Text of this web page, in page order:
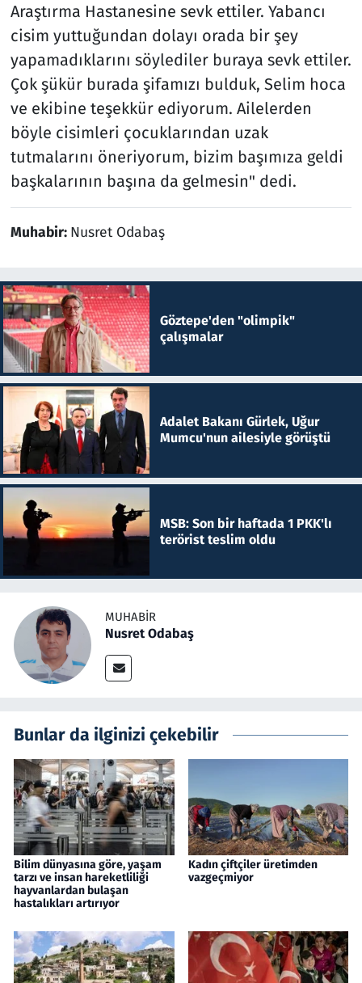
Araştırma Hastanesine sevk ettiler. Yabancı
cisim yuttuğundan dolayı orada bir şey
yapamadıklarını söylediler buraya sevk ettiler.
Çok şükür burada şifamızı bulduk, Selim hoca
ve ekibine teşekkür ediyorum. Ailelerden
böyle cisimleri çocuklarından uzak
tutmalarını öneriyorum, bizim başımıza geldi
başkalarının başına da gelmesin" dedi.
Muhabir: Nusret Odabaş
Göztepe'den "olimpik"
çalışmalar
Adalet Bakanı Gürlek, Uğur
Mumcu'nun ailesiyle görüştü
MSB: Son bir haftada 1 PKK'lı
terörist teslim oldu
MUHABIR
Nusret Odabaş
Bunlar da ilginizi çekebilir
Bilim dünyasına göre, yaşam
tarzı ve insan hareketliliği
hayvanlardan bulaşan
hastalıkları artırıyor
Kadın çiftçiler üretimden
vazgeçmiyor